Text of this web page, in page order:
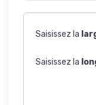
Saisissez la
Saisissez la